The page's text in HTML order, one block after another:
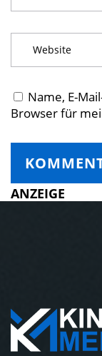
Name, E-
Browser für
ANZEIGE